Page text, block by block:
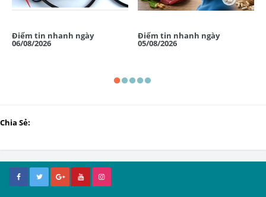
Điểm tin nhanh ngày
06/08/2026
Điểm tin nhanh ngày
05/08/2026
Chia Sẻ: